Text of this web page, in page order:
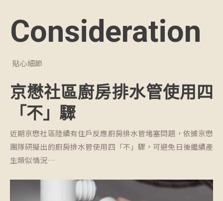
Consideration
貼心細節
京懋社區廚房排水管使用四
「不」驟
近期京懋社區陸續有住戶反應廚房排水管堵塞問題，依據京懋
團隊研擬出的廚房排水管使用四「不」驟，可避免日後繼續產
生類似情況…